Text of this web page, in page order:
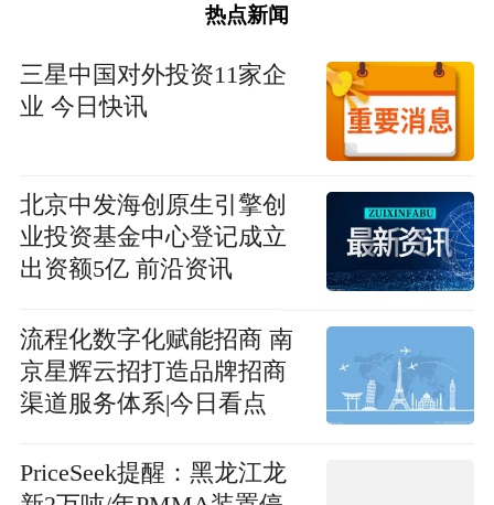
热点新闻
三星中国对外投资11家企
业 今日快讯
北京中发海创原生引擎创
业投资基金中心登记成立
出资额5亿 前沿资讯
流程化数字化赋能招商 南
京星辉云招打造品牌招商
渠道服务体系|今日看点
PriceSeek提醒：黑龙江龙